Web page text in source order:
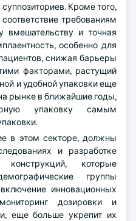
Кроме того,
требованиям
вмешательству и точная
особенно для
снижая барьеры
факторами, растущий
и удобной упаковки еще
рынке в ближайшие годы,
упаковку самым
в этом секторе, должны
и разработке
конструкций, которые
группы
инновационных
дозировки и
еще больше укрепит их